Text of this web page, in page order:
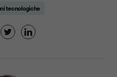
tecnologiche